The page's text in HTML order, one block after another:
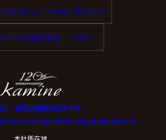
り、当社が保有する保有個人デー
、下記「当社の個人情報の取扱い
の問合せ先」を参照してくださ
に認識できない方法による個
shopping at Kamine. (English)
享受免稅購物。（中文）
・宝飾正規販売店カミネ
and Fine Jewellery, Kobe Kamine